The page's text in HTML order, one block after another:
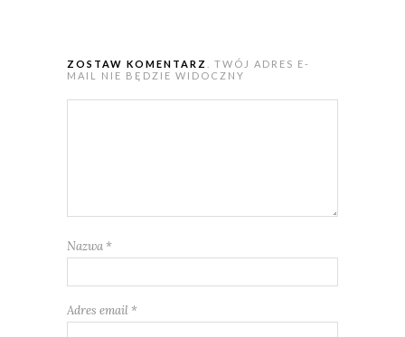
ZOSTAW KOMENTARZ
. TWÓJ ADRES E-
MAIL NIE BĘDZIE WIDOCZNY
Nazwa *
Adres email *